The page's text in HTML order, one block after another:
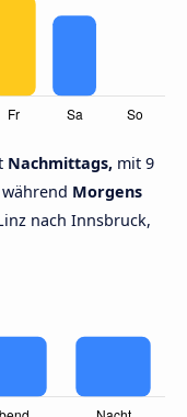
Nachmittags, mit 9
Morgens
nach Innsbruck,